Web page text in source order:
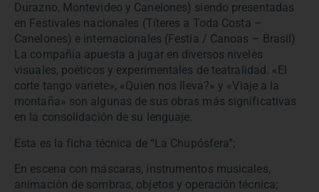
Durazno, Montevideo y Canelones) siendo presentadas
en Festivales nacionales (Títeres a Toda Costa –
Canelones) e internacionales (Festia / Canoas – Brasil)
La compañía apuesta a jugar en diversos niveles
visuales, poéticos y experimentales de teatralidad. «El
corte tango variete», «Quien nos lleva?» y «Viaje a la
montaña» son algunas de sus obras más significativas
en la consolidación de su lenguaje.
Esta es la ficha técnica de “La Chupósfera”;
En escena con máscaras, instrumentos musicales,
animación de sombras, objetos y operación técnica;